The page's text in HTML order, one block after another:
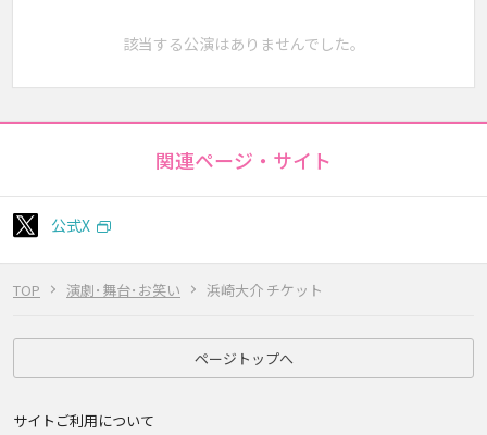
TOP 演劇･舞台･お笑い 浜崎大介 チケット
該当する公演はありませんでした。
関連ページ・サイト
公式X
ページトップへ
サイトご利用について